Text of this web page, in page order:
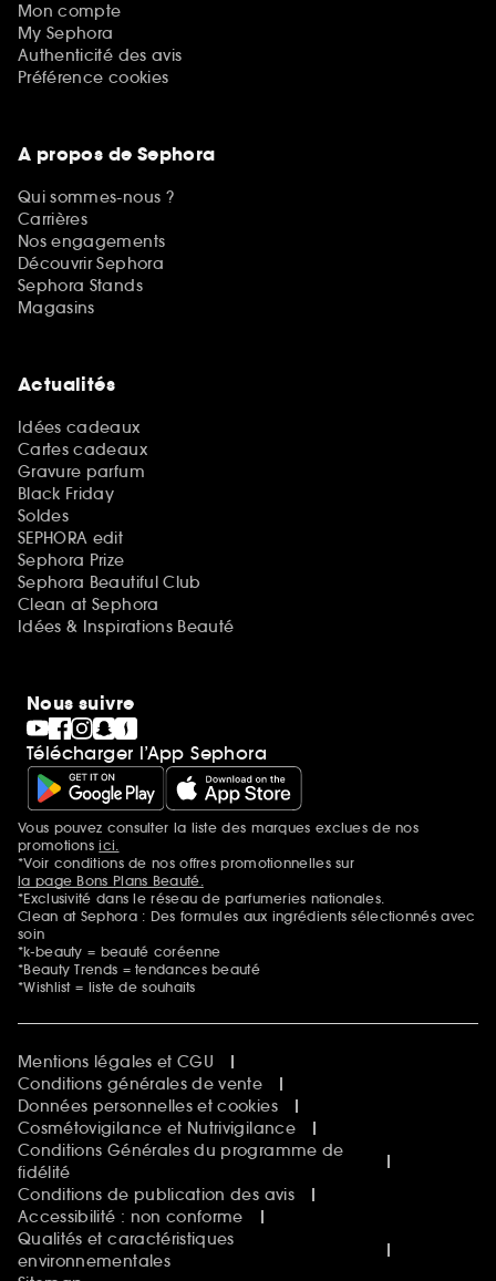
Mon compte
My Sephora
Authenticité des avis
Préférence cookies
A propos de Sephora
Qui sommes-nous ?
Carrières
Nos engagements
Découvrir Sephora
Sephora Stands
Magasins
Actualités
Idées cadeaux
Cartes cadeaux
Gravure parfum
Black Friday
Soldes
SEPHORA edit
Sephora Prize
Sephora Beautiful Club
Clean at Sephora
Idées & Inspirations Beauté
Nous suivre
Télécharger l’App Sephora
Mentions additionnelles
Vous pouvez consulter la liste des marques exclues de nos
promotionsici.
*Voir conditions de nos offres promotionnelles sur
la page Bons Plans Beauté.
*Exclusivité dans le réseau de parfumeries nationales.
Clean at Sephora : Des formules aux ingrédients sélectionnés avec
soin
*k-beauty = beauté coréenne
*Beauty Trends = tendances beauté
*Wishlist = liste de souhaits
Mentions légales et CGU
Conditions générales de vente
Données personnelles et cookies
Cosmétovigilance et Nutrivigilance
Conditions Générales du programme de
fidélité
Conditions de publication des avis
Accessibilité : non conforme
Qualités et caractéristiques
environnementales